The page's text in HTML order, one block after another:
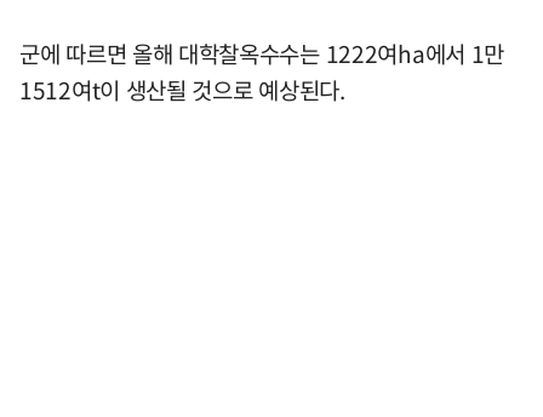
군에 따르면 올해 대학찰옥수수는 1222여ha에서 1만
1512여t이 생산될 것으로 예상된다.